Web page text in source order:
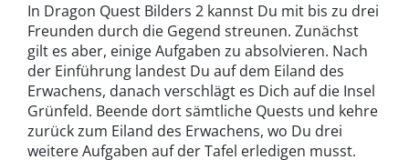
In Dragon Quest Bilders 2 kannst Du mit bis zu drei
Freunden durch die Gegend streunen. Zunächst
gilt es aber, einige Aufgaben zu absolvieren. Nach
der Einführung landest Du auf dem Eiland des
Erwachens, danach verschlägt es Dich auf die Insel
Grünfeld. Beende dort sämtliche Quests und kehre
zurück zum Eiland des Erwachens, wo Du drei
weitere Aufgaben auf der Tafel erledigen musst.